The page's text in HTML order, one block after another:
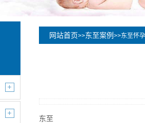
网站首页>>东至案例 >>东至怀
东至